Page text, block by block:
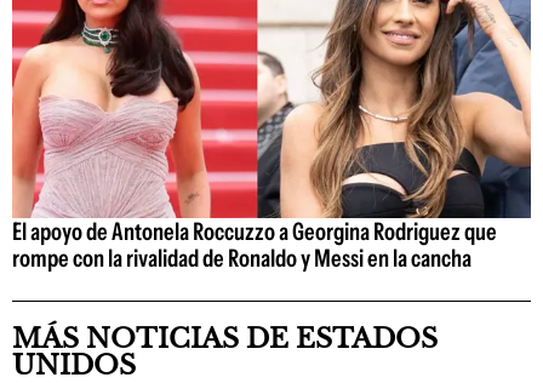
El apoyo de Antonela Roccuzzo a Georgina Rodriguez que
rompe con la rivalidad de Ronaldo y Messi en la cancha
MÁS NOTICIAS DE ESTADOS
UNIDOS